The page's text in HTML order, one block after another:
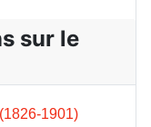
sur le
1901)